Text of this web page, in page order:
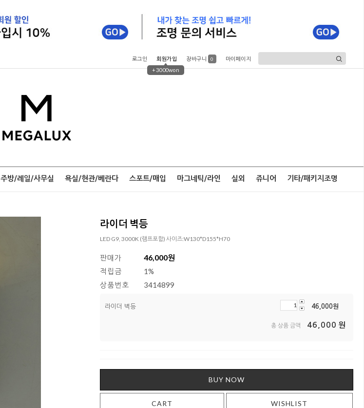
로그인
회원가입
+3000won
장바구니 0 마이페이지
주방/레일/사무실 욕실/현관/베란다 스포트/매입 마그네틱/라인 실외 쥬니어 기타/패키지조명
라이더 벽등
LED G9, 3000K (램프포함) 사이즈:W130*D155*H70
판매가 46,000원
적립금
1%
상품번호
3414899
라이더 벽등 46,000원
총 상품 금액 46,000 원
BUY NOW
CART WISHLIST